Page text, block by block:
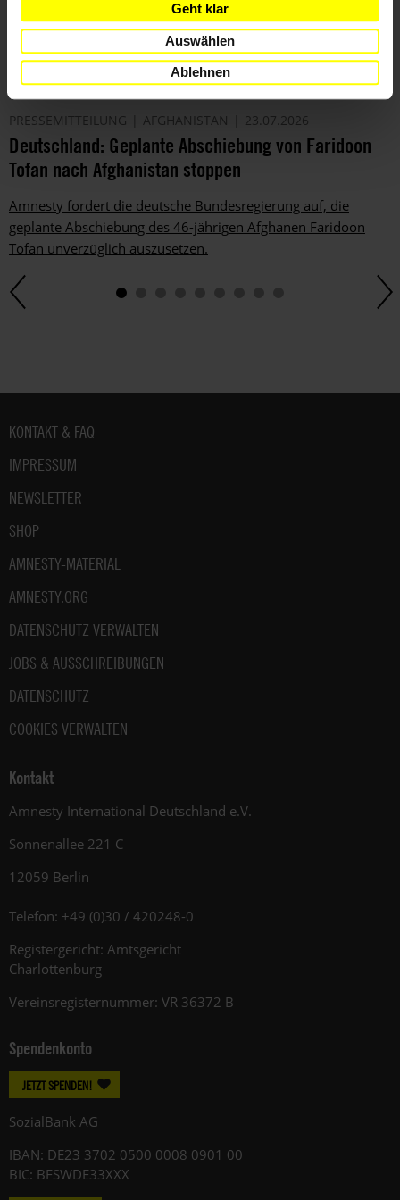
Geht klar
Auswählen
Ablehnen
PRESSEMITTEILUNG AFGHANISTAN 23.07.2026
Deutschland: Geplante Abschiebung von Faridoon
Tofan nach Afghanistan stoppen
Amnesty fordert die deutsche Bundesregierung auf, die
geplante Abschiebung des 46-jährigen Afghanen Faridoon
Tofan unverzüglich auszusetzen.
Fußbereich
KONTAKT & FAQ
IMPRESSUM
NEWSLETTER
SHOP
AMNESTY-MATERIAL
AMNESTY.ORG
DATENSCHUTZ VERWALTEN
JOBS & AUSSCHREIBUNGEN
DATENSCHUTZ
COOKIES VERWALTEN
Kontakt
Amnesty International Deutschland e.V.
Sonnenallee 221 C
12059 Berlin
Telefon: +49 (0)30 / 420248-0
Registergericht: Amtsgericht
Charlottenburg
Vereinsregisternummer: VR 36372 B
Spendenkonto
JETZT SPENDEN!
SozialBank AG
IBAN: DE23 3702 0500 0008 0901 00
BIC: BFSWDE33XXX